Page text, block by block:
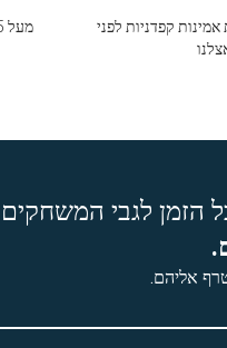
קפדניות לפני
הזמן לגבי
אליהם.